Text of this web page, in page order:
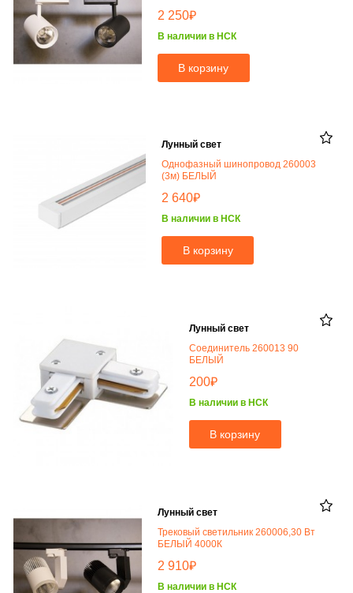
2 250₽
В наличии в НСК
В корзину
Лунный свет
Однофазный шинопровод 260003
(3м) БЕЛЫЙ
2 640₽
В наличии в НСК
В корзину
Лунный свет
Соединитель 260013 90
БЕЛЫЙ
200₽
В наличии в НСК
В корзину
Лунный свет
Трековый светильник 260006,30 Вт
БЕЛЫЙ 4000К
2 910₽
В наличии в НСК